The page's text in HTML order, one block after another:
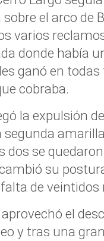
el arco de
varios
donde había
ganó en
cobraba.
la expulsión
segunda
dos se
su
de veintidos
el
y tras una